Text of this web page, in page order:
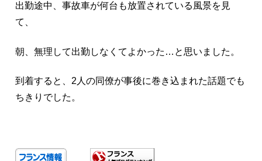
出勤途中、事故車が何台も放置されている風景を見
て、
朝、無理して出勤しなくてよかった…と思いました。
到着すると、2人の同僚が事後に巻き込まれた話題でも
ちきりでした。